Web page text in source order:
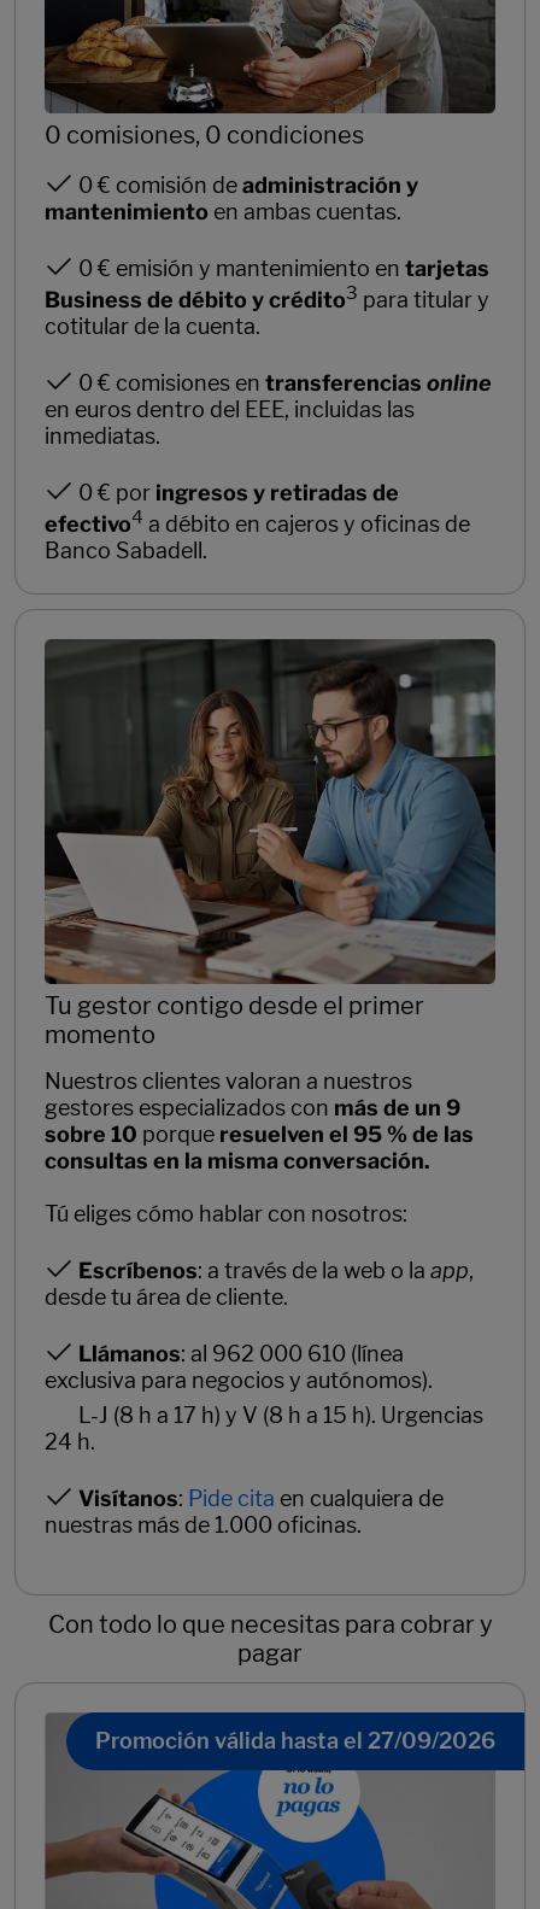
0 comisiones, 0 condiciones
0 € comisión deadministración y
mantenimiento en ambas cuentas.
0 € emisión y mantenimiento en tarjetas
Business de débito y crédito3 para titular y
cotitular de la cuenta.
0 € comisiones en transferencias online
en euros dentro del EEE, incluidas las
inmediatas.
0 € por ingresos y retiradas de
efectivo4 a débito en cajeros y oficinas de
Banco Sabadell.
Tu gestor contigo desde el primer
momento
Nuestros clientes valoran a nuestros
gestores especializados con más de un 9
sobre 10 porque resuelven el 95 % de las
consultas en la misma conversación.
Tú eliges cómo hablar con nosotros:
Escríbenos: a través de la web o la app,
desde tu área de cliente.
Llámanos: al 962 000 610 (línea
exclusiva para negocios y autónomos).
L-J (8 h a 17 h) y V (8 h a 15 h). Urgencias
24 h.
Visítanos: Pide cita en cualquiera de
nuestras más de 1.000 oficinas.
Con todo lo que necesitas para cobrar y
pagar
Promoción válida hasta el 27/09/2026